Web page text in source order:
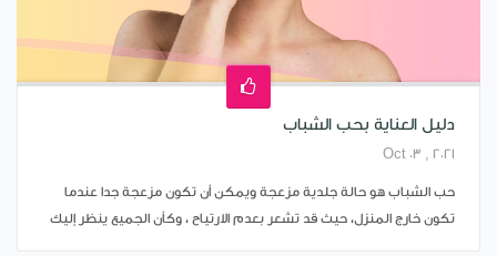
دليل العناية بحب الشباب
Oct 03 , 2021
حب الشباب هو حالة جلدية مزعجة ويمكن أن تكون مزعجة جدا عندما
تكون خارج المنزل، حيث قد تشعر بعدم الارتياح ، وكأن الجميع ينظر إليك